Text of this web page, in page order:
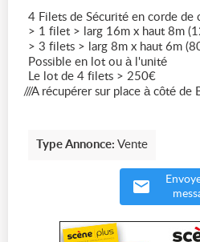
4 Filets de Sécurité en corde de
> 1 filet > larg 16m x haut 8m
> 3 filets > larg 8m x haut 6m
Possible en lot ou à l'unité
Le lot de 4 filets > 250€
/// A récupérer sur place à côté de
Type Annonce: Vente